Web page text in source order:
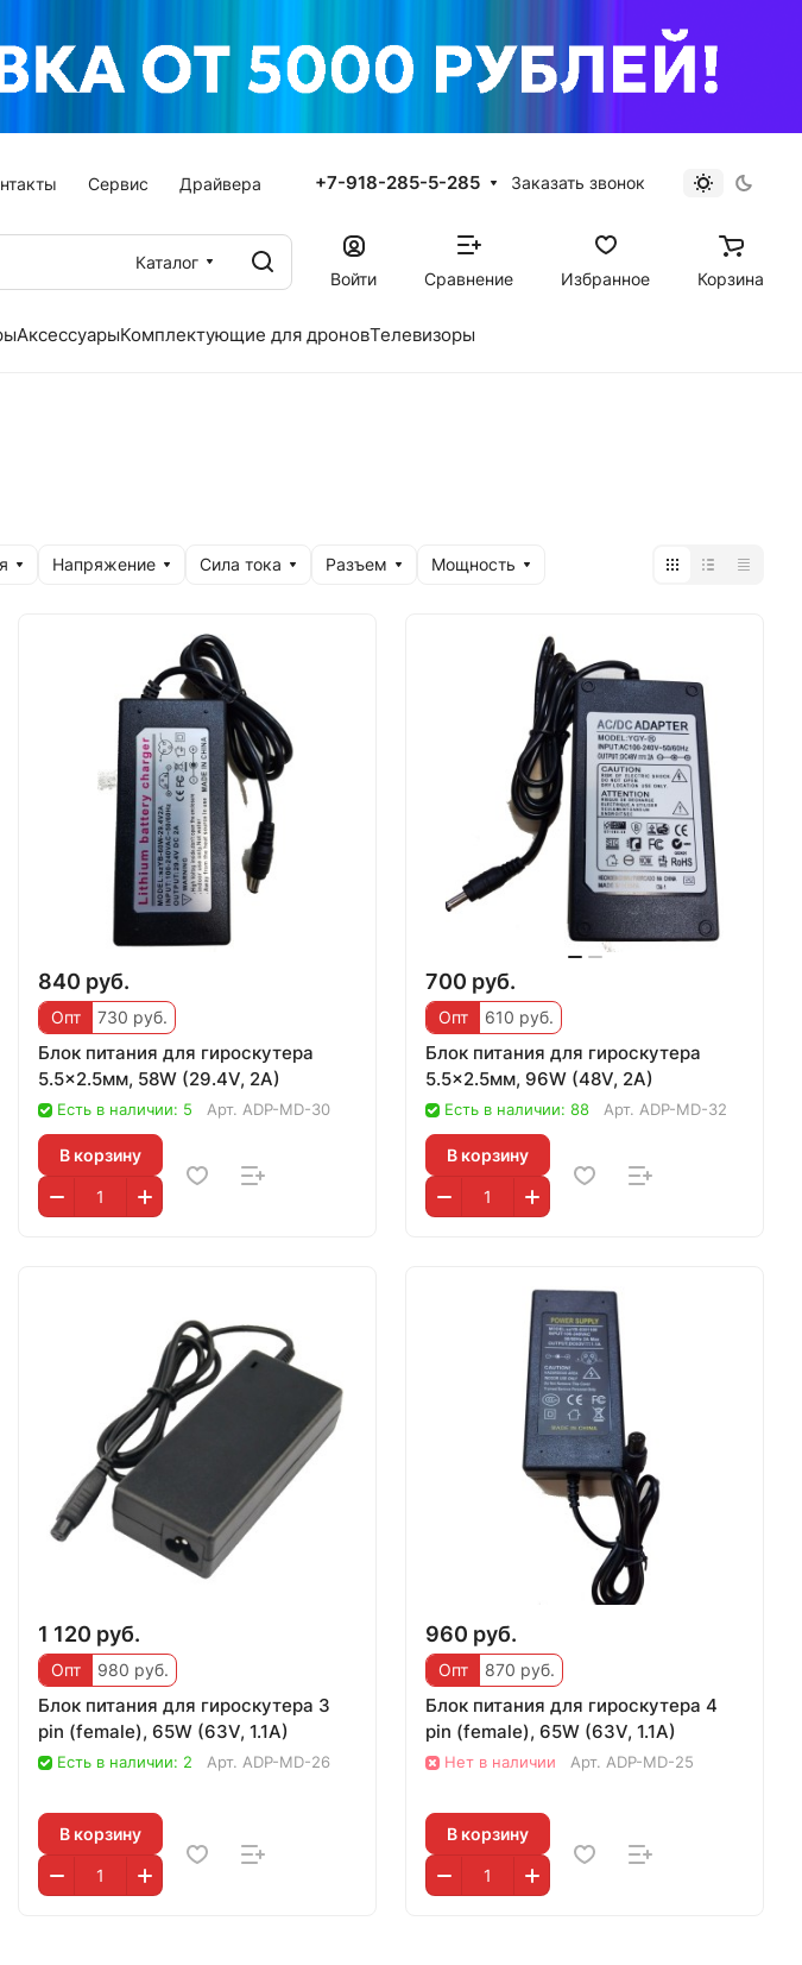
Сервис Драйвера +7-918-285-5-285 Заказать звонок
Каталог
Войти
Сравнение Избранное Корзина
АксессуарыКомплектующие для дроновТелевизоры
Напряжение Сила тока Разъем Мощность
840 руб.
Опт 730 руб.
Блок питания для гироскутера
5.5x2.5мм, 58W (29.4V, 2A)
Есть в наличии: 5 Арт. ADP-MD-30
В корзину
700 руб.
Опт 610 руб.
Блок питания для гироскутера
5.5x2.5мм, 96W (48V, 2A)
Есть в наличии: 88 Арт. ADP-MD-32
В корзину
1 120 руб.
Опт 980 руб.
Блок питания для гироскутера 3
pin (female), 65W (63V, 1.1A)
Есть в наличии: 2 Арт. ADP-MD-26
В корзину
960 руб.
Опт 870 руб.
Блок питания для гироскутера 4
pin (female), 65W (63V, 1.1A)
Нет в наличии Арт. ADP-MD-25
В корзину